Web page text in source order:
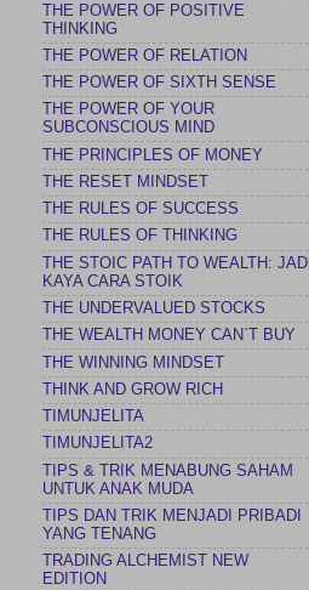
THE POWER OF POSITIVE
THINKING
THE POWER OF RELATION
THE POWER OF SIXTH SENSE
THE POWER OF YOUR
SUBCONSCIOUS MIND
THE PRINCIPLES OF MONEY
THE RESET MINDSET
THE RULES OF SUCCESS
THE RULES OF THINKING
THE STOIC PATH TO WEALTH: JADI
KAYA CARA STOIK
THE UNDERVALUED STOCKS
THE WEALTH MONEY CAN`T BUY
THE WINNING MINDSET
THINK AND GROW RICH
TIMUNJELITA
TIMUNJELITA2
TIPS & TRIK MENABUNG SAHAM
UNTUK ANAK MUDA
TIPS DAN TRIK MENJADI PRIBADI
YANG TENANG
TRADING ALCHEMIST NEW
EDITION